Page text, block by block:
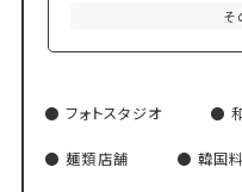
そ
フォトスタジオ
麺類店舗 韓国